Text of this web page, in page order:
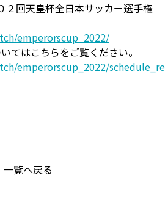
回天皇杯全日本サッカー選手権
emperorscup_2022/
てはこちらをご覧ください。
emperorscup_2022/
一覧へ戻る